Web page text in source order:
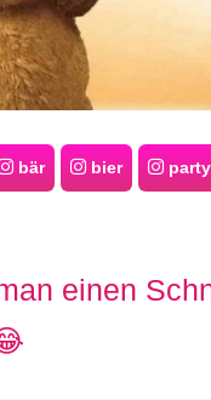
bär bier party
einen